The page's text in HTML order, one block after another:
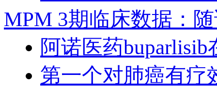
MPM 3期临床数据：
阿诺医药
第一个对肺癌有疗